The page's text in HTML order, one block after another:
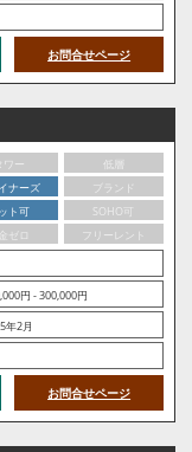
お問合せページ
ワー
低層
ナーズ
ブランド
ト可
SOHO可
ゼロ
フリーレント
円 - 300,000円
年2月
お問合せページ